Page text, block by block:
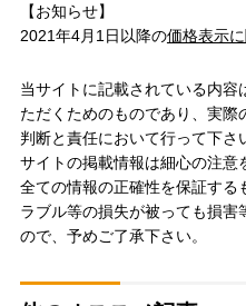
【お知らせ】
2021年4月1日以降の価格表示
当サイトに記載されている内
ただくためのものであり、実
判断と責任において行って下さ
サイトの掲載情報は細心の注意
全ての情報の正確性を保証する
ラブル等の損失が被っても損
ので、予めご了承下さい。